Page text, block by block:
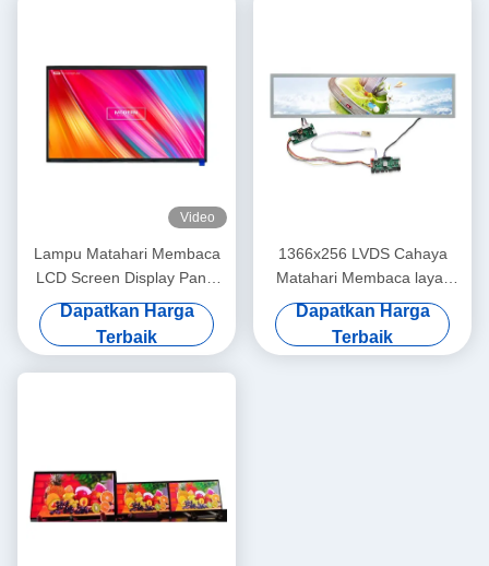
Video
Lampu Matahari Membaca
LCD Screen Display Panel
Layar Sentuh 13,3 Inch
Disesuaikan
Dapatkan Harga
Terbaik
1366x256 LVDS Cahaya
Matahari Membaca layar
sentuh TFT LCD Panel 28
Dapatkan Harga
Terbaik